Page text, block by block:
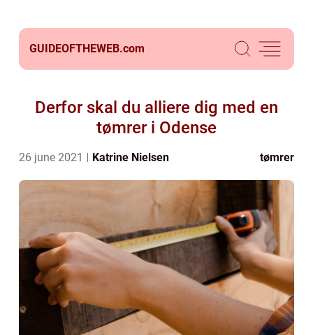
GUIDEOFTHEWEB.com
Derfor skal du alliere dig med en
tømrer i Odense
26 june 2021 Katrine Nielsen tømrer